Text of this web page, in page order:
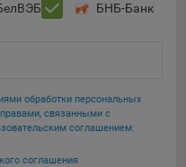
БНБ-Банк
обработки персональных
правами, связанными с
соглашением:
соглашения